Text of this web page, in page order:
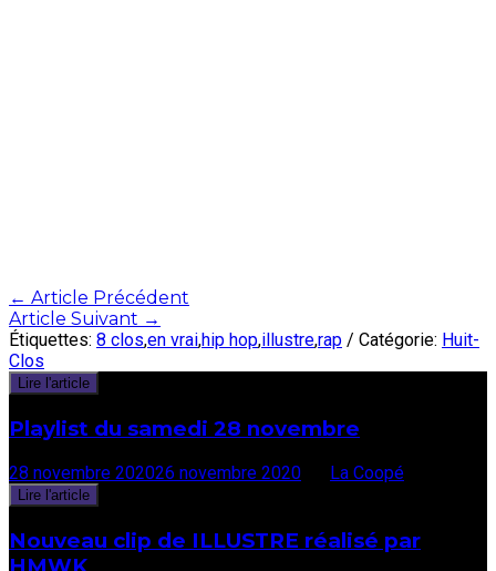
Post
navigation
← Article Précédent
Article Suivant →
Étiquettes: 8 clos,en vrai,hip hop,illustre,rap / Catégorie: Huit-
Clos
Lire l'article
Playlist du samedi 28 novembre
28 novembre 202026 novembre 2020 La Coopé
Lire l'article
Nouveau clip de ILLUSTRE réalisé par
HMWK